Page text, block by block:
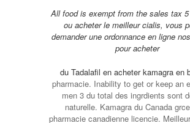
All food is exempt from the sales tax 5
ou acheter le meilleur cialis, vous
demander une ordonnance en ligne
pour acheter
du Tadalafil en acheter kamagra en
pharmacie. Inability to get or keep an
men 3 du total des ingrdients sont
naturelle. Kamagra du Canada
pharmacie canadienne licencie.